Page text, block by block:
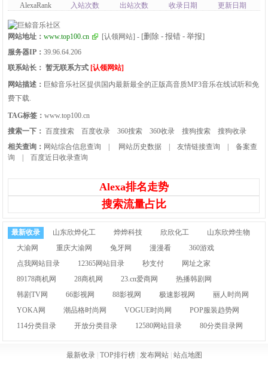
AlexaRank
入站次数
出站次数
收录日期
更新日期
网站地址：www.top100.cn [认领网站] - [删除 - 报错 - 举报]
服务器IP：39.96.64.206
联系站长： 暂无联系方式 [认领网站]
网站描述： 巨鲸音乐社区提供国内最新最全的正版高音质MP3音乐在线试听和免
费下载.
TAG标签：www.top100.cn
搜索一下： 百度搜索 百度收录 360搜索 360收录 搜狗搜索
搜狗收录
相关查询： 网站综合信息查询 网站历史数据 |友情链接查询 |备案查
询
|百度近日收录查询
Alexa排名走势
搜索流量占比
最新收录 山东欣烨化工 烨烨科技 欣欣化工
山东欣烨生物
大渝网
重庆大渝网 兔牙网 漫漫看
360游戏
点我网站目录
12365网站目录 秒支付
网址之家
89178商机网
28商机网 23.cn爱商网
热播韩剧网
韩剧TV网
66影视网 88影视网 极速影视网
丽人时尚网
YOKA网
潮品格时尚网 VOGUE时尚网
POP服装趋势网
114分类目录
开放分类目录 12580网站目录 80分类目录网
最新收录| TOP排行榜| 发布网站| 站点地图